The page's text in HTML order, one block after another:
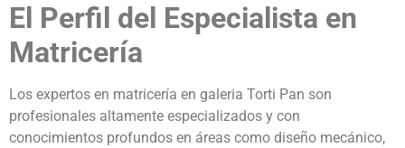
El Perfil del Especialista en
Matricería
Los expertos en matricería en galeria Torti Pan son
profesionales altamente especializados y con
conocimientos profundos en áreas como diseño mecánico,